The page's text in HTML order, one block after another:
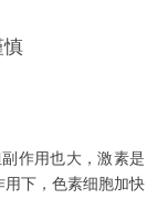
作用也大，激素是
用下，色素细胞加快